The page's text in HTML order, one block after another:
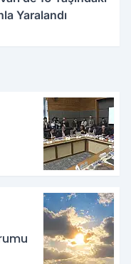
Yaralandı